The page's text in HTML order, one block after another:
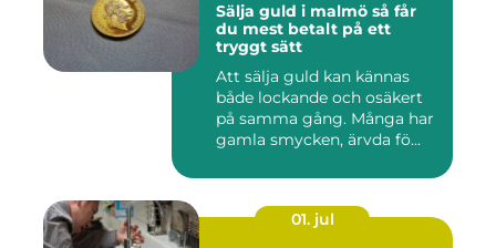
Sälja guld i malmö så får
du mest betalt på ett
tryggt sätt
Att sälja guld kan kännas
både lockande och osäkert
på samma gång. Många har
gamla smycken, ärvda fö...
01. jul